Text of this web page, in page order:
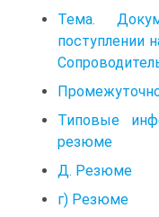
Тема.
поступлении
Типовые
резюме
Д. Резюме
г) Резюме